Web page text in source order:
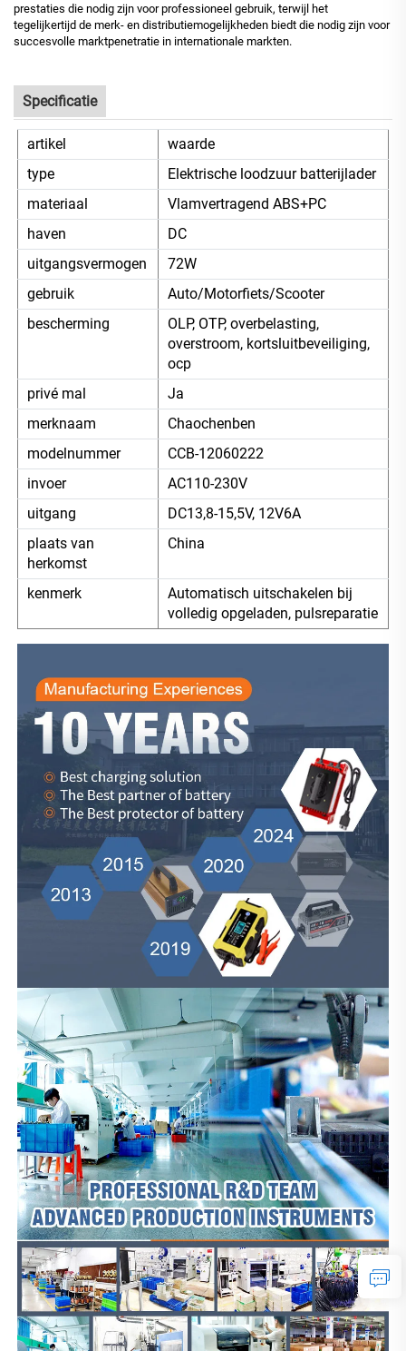
prestaties die nodig zijn voor professioneel gebruik, terwijl het
tegelijkertijd de merk- en distributiemogelijkheden biedt die nodig zijn voor
succesvolle marktpenetratie in internationale markten.
Specificatie
artikel
waarde
type
Elektrische loodzuur batterijlader
materiaal
Vlamvertragend ABS+PC
haven
DC
uitgangsvermogen
72W
gebruik
Auto/Motorfiets/Scooter
bescherming
OLP, OTP, overbelasting,
overstroom, kortsluitbeveiliging,
ocp
privé mal
Ja
merknaam
Chaochenben
modelnummer
CCB-12060222
invoer
AC110-230V
uitgang
DC13,8-15,5V, 12V6A
plaats van
herkomst
China
kenmerk
Automatisch uitschakelen bij
volledig opgeladen, pulsreparatie